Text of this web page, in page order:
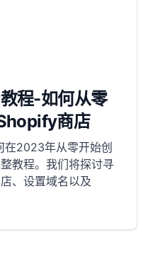
程-如何从零
商店
在2023年从零开始创
教程。我们将探讨寻
、设置域名以及